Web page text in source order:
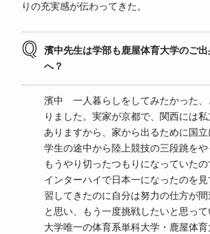
りの充実感が伝わってきた。
濱中先生は学部も鹿屋体育大学のご
へ？
濱中 一人暮らしをしてみたかった、
りました。実家が京都で、関西には
ありますから、家から出るために国
学生の途中から陸上競技の三段跳を
もうやり切ったつもりになっていた
インターハイで日本一になったのを
習してきたのに自分は努力の仕方が
と思い、もう一度挑戦したいと思っ
大学唯一の体育系単科大学・鹿屋体育